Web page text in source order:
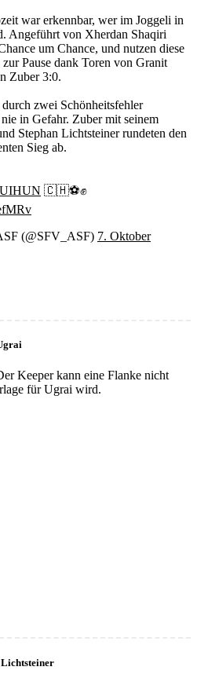
war erkennbar, wer im Joggeli in
Angeführt von Xherdan Shaqiri
um Chance, und nutzen diese
zur Pause dank Toren von Granit
Zuber 3:0.
zwei Schönheitsfehler
in Gefahr. Zuber mit seinem
Stephan Lichtsteiner rundeten den
Sieg ab.
🇨🇭⚽️✊
(@SFV_ASF) 7. Oktober
Keeper kann eine Flanke nicht
für Ugrai wird.
Lichtsteiner